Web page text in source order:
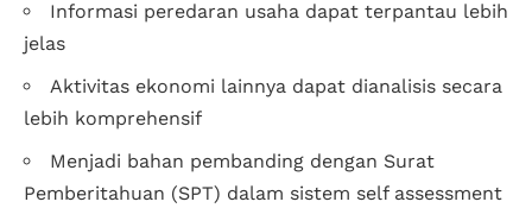
Informasi peredaran usaha dapat terpantau lebih
jelas
Aktivitas ekonomi lainnya dapat dianalisis secara
lebih komprehensif
Menjadi bahan pembanding dengan Surat
Pemberitahuan (SPT) dalam sistem self assessment